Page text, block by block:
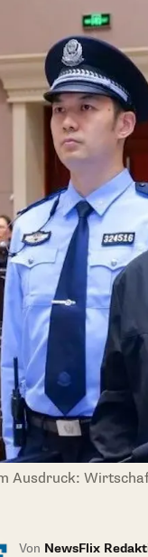
Ausdruck:
Von NewsFlix